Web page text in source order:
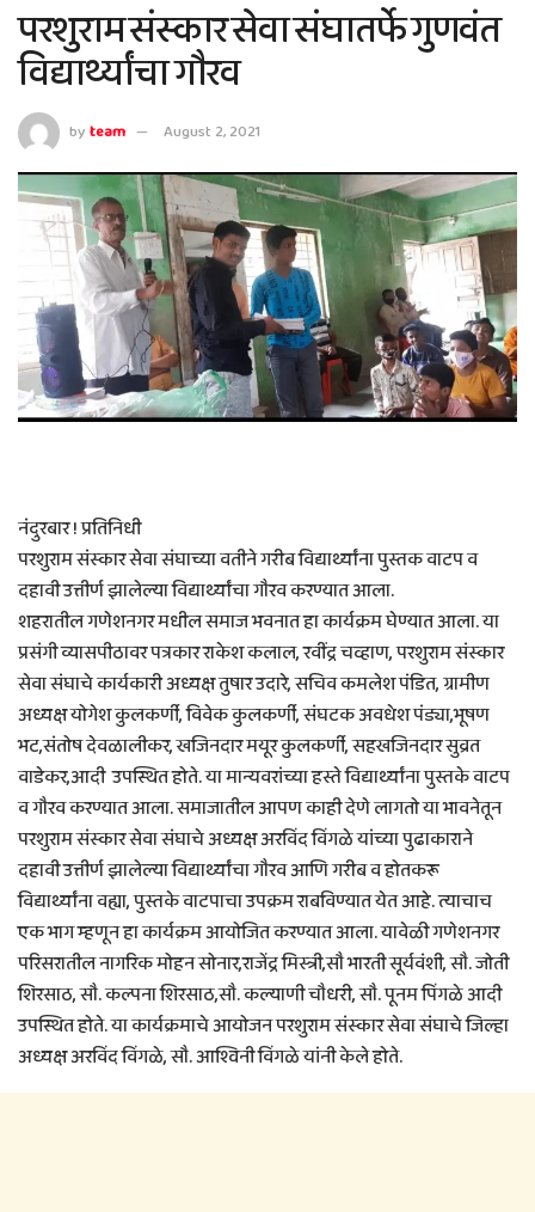
परशुराम संस्कार सेवा संघातर्फे गुणवंत
विद्यार्थ्यांचा गौरव
byteam August 2, 2021
नंदुरबार ! प्रतिनिधी
परशुराम संस्कार सेवा संघाच्या वतीने गरीब विद्यार्थ्यांना पुस्तक वाटप व
दहावी उत्तीर्ण झालेल्या विद्यार्थ्यांचा गौरव करण्यात आला.
शहरातील गणेशनगर मधील समाज भवनात हा कार्यक्रम घेण्यात आला. या
प्रसंगी व्यासपीठावर पत्रकार राकेश कलाल, रवींद्र चव्हाण, परशुराम संस्कार
सेवा संघाचे कार्यकारी अध्यक्ष तुषार उदारे, सचिव कमलेश पंडित, ग्रामीण
अध्यक्ष योगेश कुलकर्णी, विवेक कुलकर्णी, संघटक अवधेश पंड्या,भूषण
भट,संतोष देवळालीकर, खजिनदार मयूर कुलकर्णी, सहखजिनदार सुव्रत
वाडेकर,आदी उपस्थित होते. या मान्यवरांच्या हस्ते विद्यार्थ्यांना पुस्तके वाटप
व गौरव करण्यात आला. समाजातील आपण काही देणे लागतो या भावनेतून
परशुराम संस्कार सेवा संघाचे अध्यक्ष अरविंद विंगळे यांच्या पुढाकाराने
दहावी उत्तीर्ण झालेल्या विद्यार्थ्यांचा गौरव आणि गरीब व होतकरू
विद्यार्थ्यांना वह्या, पुस्तके वाटपाचा उपक्रम राबविण्यात येत आहे. त्याचाच
एक भाग म्हणून हा कार्यक्रम आयोजित करण्यात आला. यावेळी गणेशनगर
परिसरातील नागरिक मोहन सोनार,राजेंद्र मिस्त्री,सौ भारती सूर्यवंशी, सौ. जोती
शिरसाठ, सौ. कल्पना शिरसाठ,सौ. कल्याणी चौधरी, सौ. पूनम पिंगळे आदी
उपस्थित होते. या कार्यक्रमाचे आयोजन परशुराम संस्कार सेवा संघाचे जिल्हा
अध्यक्ष अरविंद विंगळे, सौ. आश्विनी विंगळे यांनी केले होते.